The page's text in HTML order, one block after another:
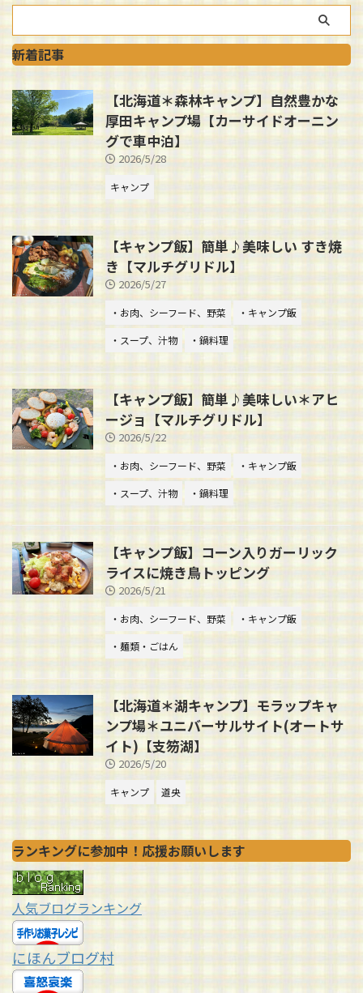
新着記事
【北海道＊森林キャンプ】自然豊かな
厚田キャンプ場【カーサイドオーニン
グで車中泊】
2026/5/28
キャンプ
【キャンプ飯】簡単♪美味しい すき焼
き【マルチグリドル】
2026/5/27
・お肉、シーフード、野菜
・キャンプ飯
・スープ、汁物
・鍋料理
【キャンプ飯】簡単♪美味しい＊アヒ
ージョ【マルチグリドル】
2026/5/22
・お肉、シーフード、野菜
・キャンプ飯
・スープ、汁物
・鍋料理
【キャンプ飯】コーン入りガーリック
ライスに焼き鳥トッピング
2026/5/21
・お肉、シーフード、野菜
・キャンプ飯
・麺類・ごはん
【北海道＊湖キャンプ】モラップキャ
ンプ場＊ユニバーサルサイト(オートサ
イト)【支笏湖】
2026/5/20
キャンプ 道央
ランキングに参加中！応援お願いします
人気ブログランキング
にほんブログ村